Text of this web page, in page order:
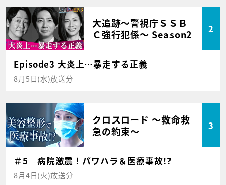
大追跡～警視庁ＳＳＢ
Ｃ強行犯係～ Season2
2
Episode3 大炎上…暴走する正義
8月5日(水)放送分
クロスロード ～救命救
急の約束～
3
＃5 病院激震！パワハラ＆医療事故!?
8月4日(火)放送分